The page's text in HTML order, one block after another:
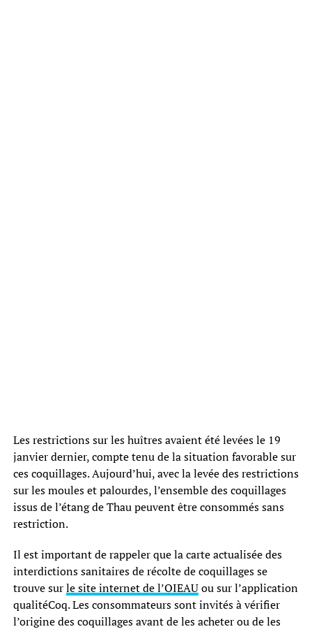
Les restrictions sur les huîtres avaient été levées le 19
janvier dernier, compte tenu de la situation favorable sur
ces coquillages. Aujourd’hui, avec la levée des restrictions
sur les moules et palourdes, l’ensemble des coquillages
issus de l’étang de Thau peuvent être consommés sans
restriction.
Il est important de rappeler que la carte actualisée des
interdictions sanitaires de récolte de coquillages se
trouve surle site internet de l’OIEAUou sur l’application
qualitéCoq. Les consommateurs sont invités à vérifier
l’origine des coquillages avant de les acheter ou de les